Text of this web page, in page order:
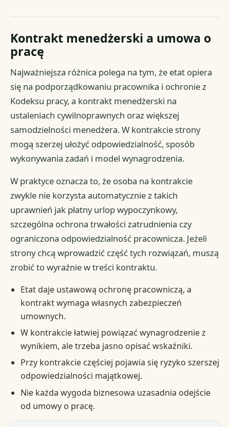
Kontrakt menedżerski a umowa o
pracę
Najważniejsza różnica polega na tym, że etat opiera
się na podporządkowaniu pracownika i ochronie z
Kodeksu pracy, a kontrakt menedżerski na
ustaleniach cywilnoprawnych oraz większej
samodzielności menedżera. W kontrakcie strony
mogą szerzej ułożyć odpowiedzialność, sposób
wykonywania zadań i model wynagrodzenia.
W praktyce oznacza to, że osoba na kontrakcie
zwykle nie korzysta automatycznie z takich
uprawnień jak płatny urlop wypoczynkowy,
szczególna ochrona trwałości zatrudnienia czy
ograniczona odpowiedzialność pracownicza. Jeżeli
strony chcą wprowadzić część tych rozwiązań, muszą
zrobić to wyraźnie w treści kontraktu.
Etat daje ustawową ochronę pracowniczą, a
kontrakt wymaga własnych zabezpieczeń
umownych.
W kontrakcie łatwiej powiązać wynagrodzenie z
wynikiem, ale trzeba jasno opisać wskaźniki.
Przy kontrakcie częściej pojawia się ryzyko szerszej
odpowiedzialności majątkowej.
Nie każda wygoda biznesowa uzasadnia odejście
od umowy o pracę.